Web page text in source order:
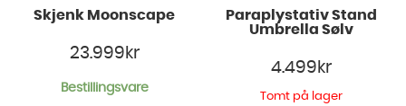
Skjenk Moonscape
23.999 kr
Bestillingsvare
Paraplystativ Stand
Umbrella Sølv
4.499 kr
Tomt på lager